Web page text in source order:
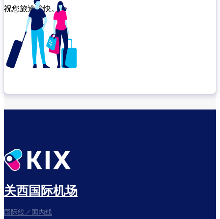
祝您旅途愉快。
关西国际机场
国际线／国内线